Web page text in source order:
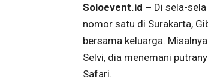
Soloevent.id – Di sela-
nomor satu di Surakarta,
bersama keluarga.
Selvi, dia menemani
Safari.